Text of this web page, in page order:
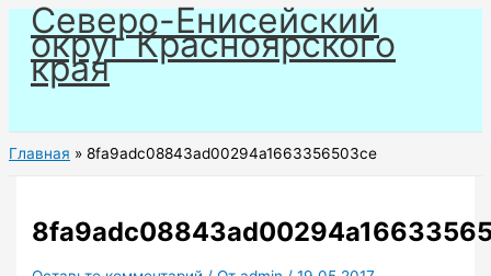
Перейти
содержимому
Северо-Енисейский
округ Красноярского
края
Главная 8fa9adc08843ad00294a1663356503ce